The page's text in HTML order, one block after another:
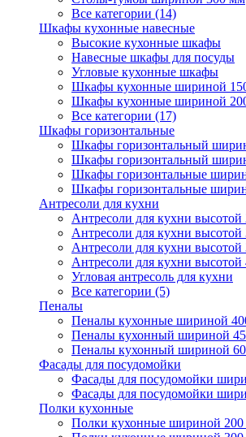
Все категории (14)
Шкафы кухонные навесные
Высокие кухонные шкафы
Навесные шкафы для посуды
Угловые кухонные шкафы
Шкафы кухонные шириной
Шкафы кухонные шириной
Все категории (17)
Шкафы горизонтальные
Шкафы горизонтальный
Шкафы горизонтальный
Шкафы горизонтальные
Шкафы горизонтальные
Антресоли для кухни
Антресоли для кухни
Антресоли для кухни
Антресоли для кухни
Антресоли для кухни
Угловая антресоль для кухни
Все категории (5)
Пеналы
Пеналы кухонные шириной
Пеналы кухонный шириной
Пеналы кухонный шириной
Фасады для посудомойки
Фасады для посудомойки
Фасады для посудомойки
Полки кухонные
Полки кухонные шириной